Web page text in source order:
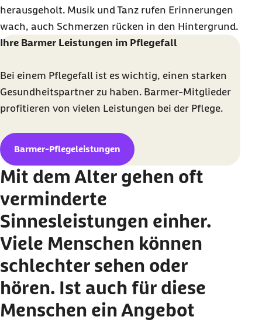
herausgeholt. Musik und Tanz rufen Erinnerungen
wach, auch Schmerzen rücken in den Hintergrund.
Ihre Barmer Leistungen im Pflegefall
Bei einem Pflegefall ist es wichtig, einen starken
Gesundheitspartner zu haben. Barmer-Mitglieder
profitieren von vielen Leistungen bei der Pflege.
Barmer-Pflegeleistungen
Mit dem Alter gehen oft
verminderte
Sinnesleistungen einher.
Viele Menschen können
schlechter sehen oder
hören. Ist auch für diese
Menschen ein Angebot